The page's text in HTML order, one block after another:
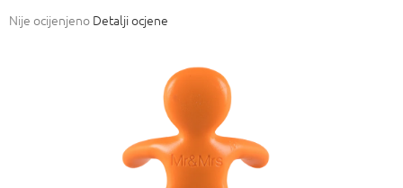
Prosječna
Nije ocijenjeno Detalji ocjene